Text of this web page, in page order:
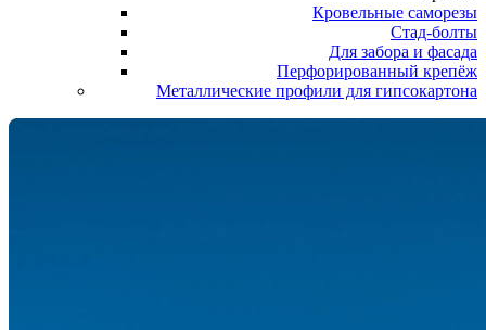
Кровельные саморезы
Стад-болты
Для забора и фасада
Перфорированный крепёж
Металлические профили для гипсокартона